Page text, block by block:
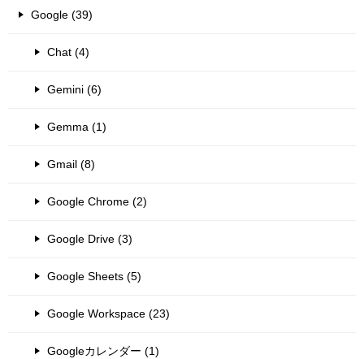
Google (39)
Chat (4)
Gemini (6)
Gemma (1)
Gmail (8)
Google Chrome (2)
Google Drive (3)
Google Sheets (5)
Google Workspace (23)
Googleカレンダー (1)